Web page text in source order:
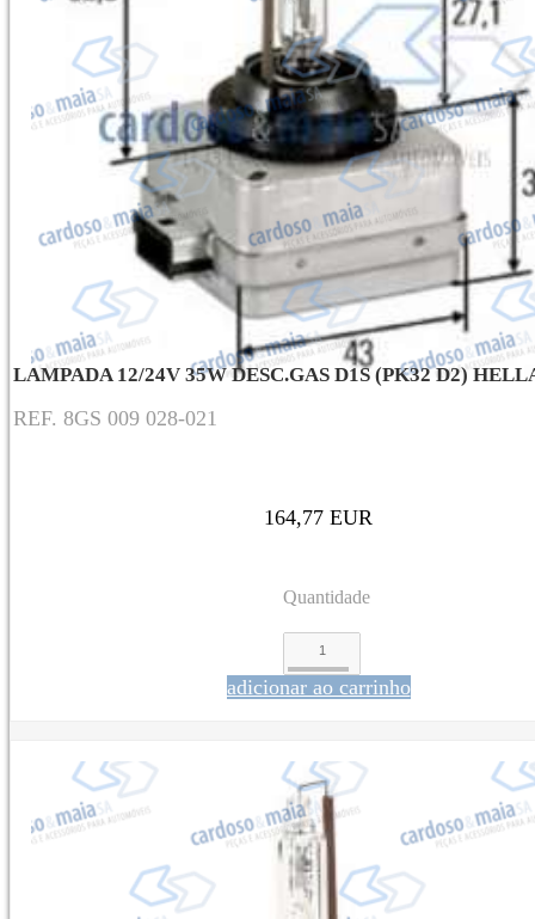
LAMPADA 12/24V 35W DESC.GAS D1S (PK32 D2)
REF. 8GS 009 028-021
164,77 EUR
Quantidade
adicionar ao carrinho